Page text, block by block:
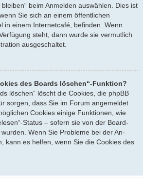
beim Anmelden auswählen. Dies ist
Sie sich an einem öffentlichen
in einem Internetcafé, befinden. Wenn
steht, dann wurde sie vermutlich
ausgeschaltet.
des Boards löschen“-Funktion?
löschen“ löscht die Cookies, die phpBB
sorgen, dass Sie im Forum angemeldet
Cookies einige Funktionen, wie
Status – sofern sie von der Board-
Wenn Sie Probleme bei der An-
kann es helfen, wenn Sie die Cookies des